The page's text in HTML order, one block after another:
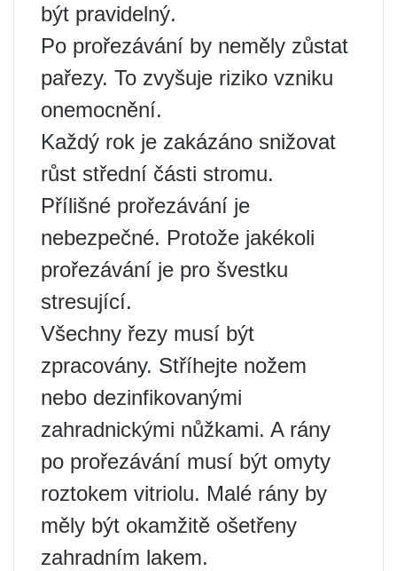
být pravidelný.
Po prořezávání by neměly zůstat
pařezy. To zvyšuje riziko vzniku
onemocnění.
Každý rok je zakázáno snižovat
růst střední části stromu.
Přílišné prořezávání je
nebezpečné. Protože jakékoli
prořezávání je pro švestku
stresující.
Všechny řezy musí být
zpracovány. Stříhejte nožem
nebo dezinfikovanými
zahradnickými nůžkami. A rány
po prořezávání musí být omyty
roztokem vitriolu. Malé rány by
měly být okamžitě ošetřeny
zahradním lakem.